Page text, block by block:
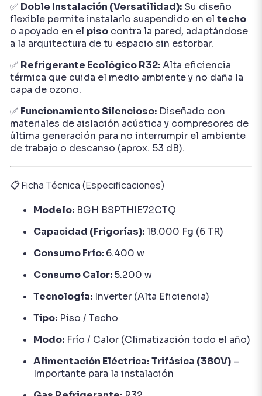
✅ Doble Instalación (Versatilidad):Su diseño
flexible permite instalarlo suspendido en el techo
o apoyado en el pisocontra la pared, adaptándose
a la arquitectura de tu espacio sin estorbar.
✅ Refrigerante Ecológico R32:Alta eficiencia
térmica que cuida el medio ambiente y no daña la
capa de ozono.
✅ Funcionamiento Silencioso:Diseñado con
materiales de aislación acústica y compresores de
última generación para no interrumpir el ambiente
de trabajo o descanso (aprox. 53 dB).
📋 Ficha Técnica (Especificaciones)
Modelo:BGH BSPTHIE72CTQ
Capacidad (Frigorías):18.000 Fg (6 TR)
Consumo Frío:6.400 w
Consumo Calor:5.200 w
Tecnología:Inverter (Alta Eficiencia)
Tipo:Piso / Techo
Modo:Frío / Calor (Climatización todo el año)
Alimentación Eléctrica: Trifásica (380V)–
Importante para la instalación